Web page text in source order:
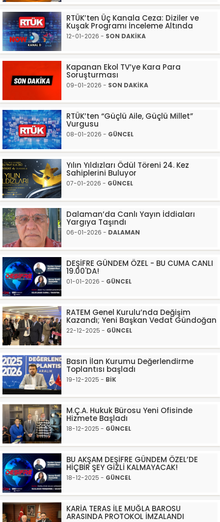
RTÜK’ten Üç Kanala Ceza: Diziler ve
Kuşak Programı İnceleme Altında
12-01-2026 - SON DAKİKA
Kapanan Ekol TV’ye Kara Para
Soruşturması
09-01-2026 - SON DAKİKA
RTÜK’ten “Güçlü Aile, Güçlü Millet”
Vurgusu
08-01-2026 - GÜNCEL
Yılın Yıldızları Ödül Töreni 24. Kez
Sahiplerini Buluyor
07-01-2026 - GÜNCEL
Dalaman’da Canlı Yayın İddiaları
Yargıya Taşındı
06-01-2026 - DALAMAN
DEŞİFRE GÜNDEM ÖZEL - BU CUMA CANLI
19.00'DA!
01-01-2026 - GÜNCEL
RATEM Genel Kurulu’nda Değişim
Kazandı; Yeni Başkan Vedat Gündoğan
22-12-2025 - GÜNCEL
Basın İlan Kurumu Değerlendirme
Toplantısı başladı
19-12-2025 - BİK
M.Ç.A. Hukuk Bürosu Yeni Ofisinde
Hizmete Başladı
18-12-2025 - GÜNCEL
BU AKŞAM DEŞİFRE GÜNDEM ÖZEL’DE
HİÇBİR ŞEY GİZLİ KALMAYACAK!
18-12-2025 - GÜNCEL
KARİA TERAS İLE MUĞLA BAROSU
ARASINDA PROTOKOL İMZALANDI